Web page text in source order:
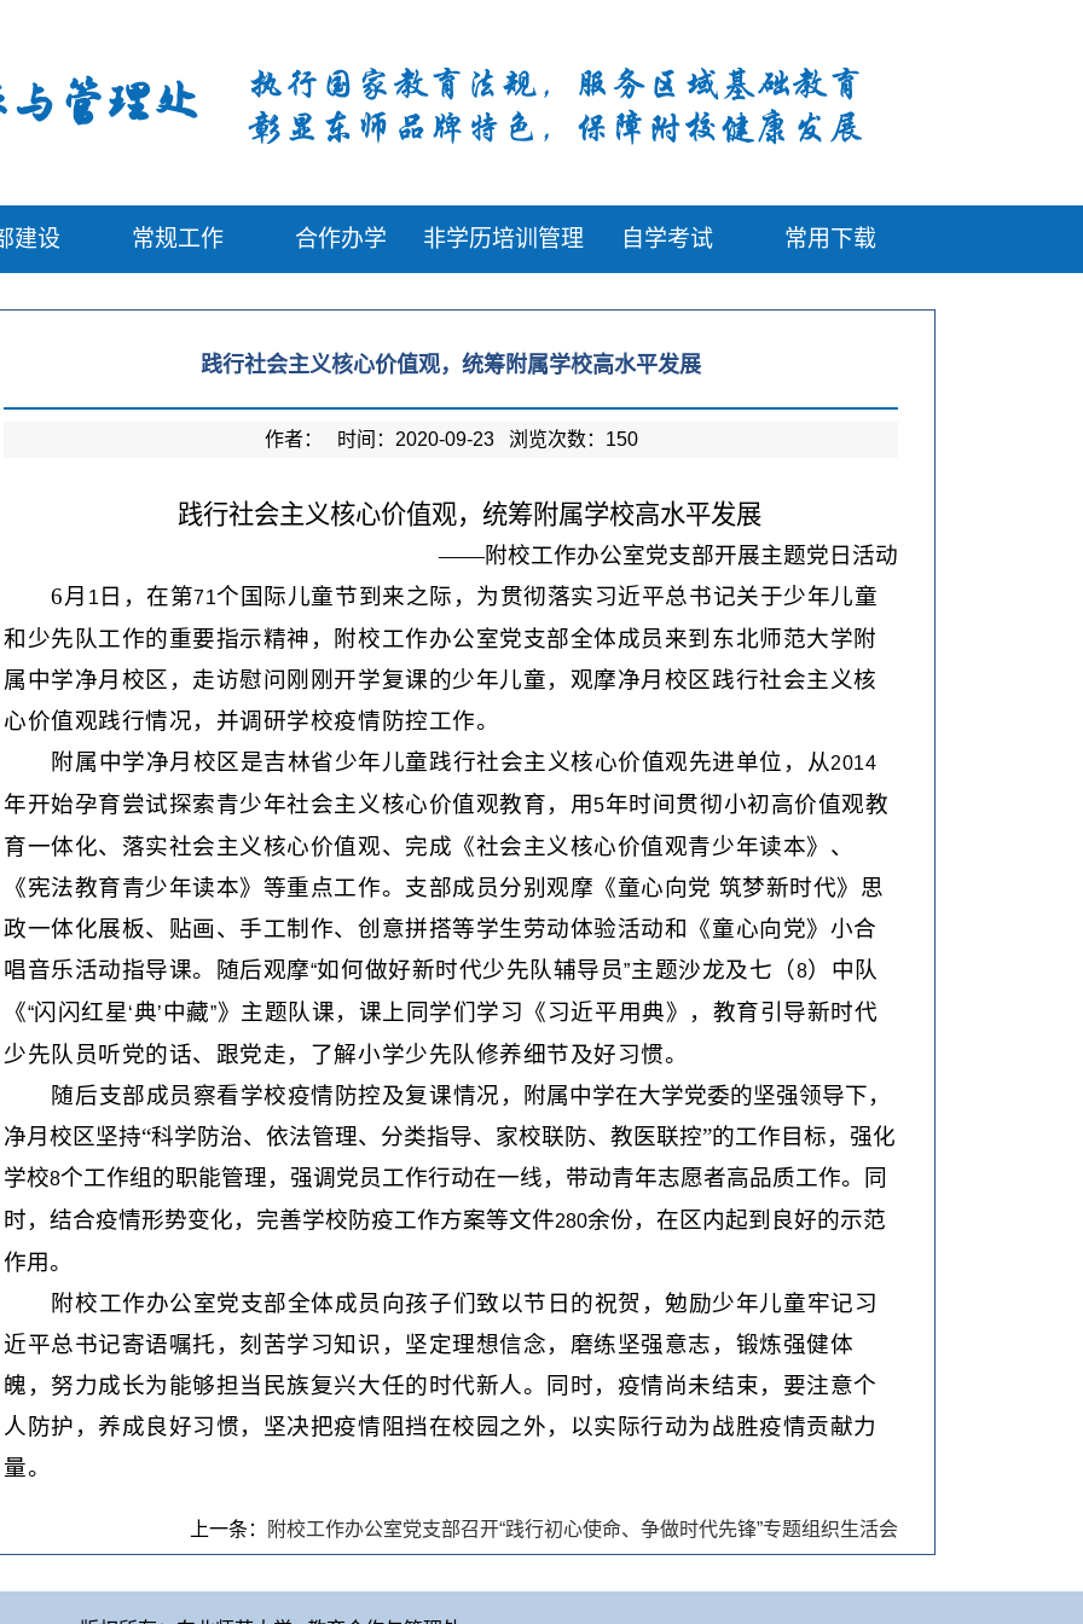
建设 常规工作 合作办学 非学历培训管理 自学考试 常用下载
践行社会主义核心价值观，统筹附属学校高水平发展
作者： 时间：2020-09-23 浏览次数： 150
践行社会主义核心价值观，统筹附属学校高水平发展
——附校工作办公室党支部开展主题党日活动
6月 1 日，在第71个国际儿童节到来之际，为贯彻落实习近平总书记关于少年儿童
和少先队工作的重要指示精神，附校工作办公室党支部全体成员来到东北师范大学附
属中学净月校区，走访慰问刚刚开学复课的少年儿童，观摩净月校区践行社会主义核
心价值观践行情况，并调研学校疫情防控工作。
附属中学净月校区是吉林省少年儿童践行社会主义核心价值观先进单位，从2014
年开始孕育尝试探索青少年社会主义核心价值观教育，用5年时间贯彻小初高价值观教
育一体化、落实社会主义核心价值观、完成《社会主义核心价值观青少年读本》、
《宪法教育青少年读本》等重点工作。支部成员分别观摩《童心向党 筑梦新时代》思
政一体化展板、贴画、手工制作、创意拼搭等学生劳动体验活动和《童心向党》小合
唱音乐活动指导课。随后观摩“如何做好新时代少先队辅导员”主题沙龙及七（8）中队
《“闪闪红星‘典’中藏”》主题队课，课上同学们学习《习近平用典》，教育引导新时代
少先队员听党的话、跟党走，了解小学少先队修养细节及好习惯。
随后支部成员察看学校疫情防控及复课情况，
附属中学在大学党委的坚强领导下，
净月校区坚持“科学防治、依法管理、分类指导、家校联防、教医联控”的工作目标，强化
学校8个工作组的职能管理，强调党员工作行动在一线，带动青年志愿者高品质工作。同
时，结合疫情形势变化，完善学校防疫工作方案等文件280余份，在区内起到良好的示范
作用。
附校工作办公室党支部全体成员向孩子们致以节日的祝贺，勉励少年儿童牢记习
近平总书记寄语嘱托，刻苦学习知识，坚定理想信念，磨练坚强意志，锻炼强健体
魄，努力成长为能够担当民族复兴大任的时代新人。同时，疫情尚未结束，要注意个
人防护，养成良好习惯，坚决把疫情阻挡在校园之外，以实际行动为战胜疫情贡献力
量。
上一条： 附校工作办公室党支部召开“践行初心使命、争做时代先锋”专题组织生活会